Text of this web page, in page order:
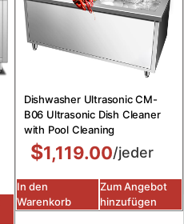
Dishwasher Ultrasonic CM-
B06 Ultrasonic Dish Cleaner
with Pool Cleaning
$1,119.00/jeder
In den
Warenkorb
Zum Angebot
hinzufügen